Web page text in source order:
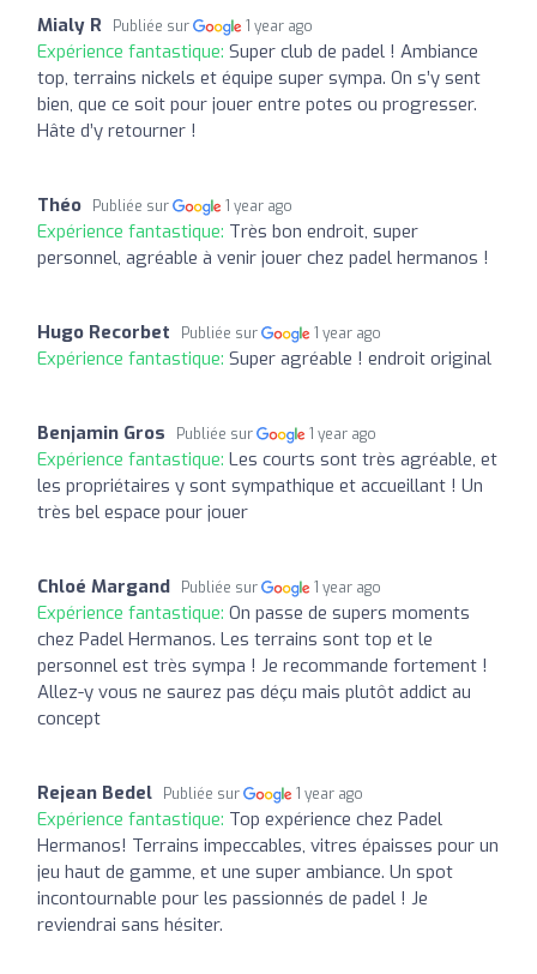
Mialy R Publiée sur 1 year ago
Expérience fantastique: Super club de padel ! Ambiance
top, terrains nickels et équipe super sympa. On s’y sent
bien, que ce soit pour jouer entre potes ou progresser.
Hâte d’y retourner !
Théo Publiée sur 1 year ago
Expérience fantastique: Très bon endroit, super
personnel, agréable à venir jouer chez padel hermanos !
Hugo Recorbet Publiée sur 1 year ago
Expérience fantastique: Super agréable ! endroit original
Benjamin Gros Publiée sur 1 year ago
Expérience fantastique: Les courts sont très agréable, et
les propriétaires y sont sympathique et accueillant ! Un
très bel espace pour jouer
Chloé Margand Publiée sur 1 year ago
Expérience fantastique: On passe de supers moments
chez Padel Hermanos. Les terrains sont top et le
personnel est très sympa ! Je recommande fortement !
Allez-y vous ne saurez pas déçu mais plutôt addict au
concept
Rejean Bedel Publiée sur 1 year ago
Expérience fantastique: Top expérience chez Padel
Hermanos! Terrains impeccables, vitres épaisses pour un
jeu haut de gamme, et une super ambiance. Un spot
incontournable pour les passionnés de padel ! Je
reviendrai sans hésiter.